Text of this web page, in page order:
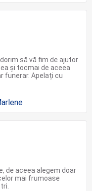
să vă fim de ajutor
și tocmai de aceea
funerar. Apelați cu
de aceea alegem doar
mai frumoase